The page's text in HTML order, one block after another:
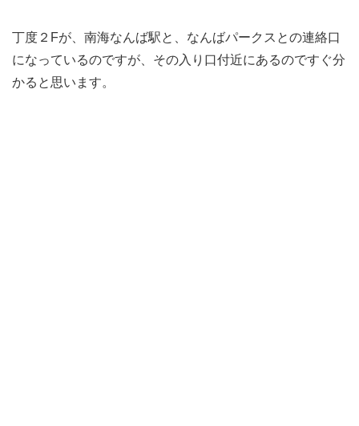
丁度２Fが、南海なんば駅と、なんばパークスとの連絡口
になっているのですが、その入り口付近にあるのですぐ分
かると思います。